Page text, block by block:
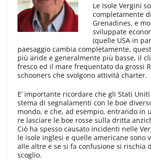
Le Isole Vergini
completamente
Grenadines, e
sviluppate
(quelle USA in
paesaggio cambia comple­tamente,
più aride e generalmente più basse, il
fresco ed il mare frequentato da gros­si
schooners che svolgono attività charter.
E’ importante ricor­dare che gli Stati
stema di segnalamenti con le boe
mondo, e che, ad esempio, entrando in
re lasciare le boe rosse sulla dritta
Ciò ha spesso causato incidenti nelle
le isole inglesi e quelle americane sono
alle altre e se si fa con­fusione si rischia
sco­glio.